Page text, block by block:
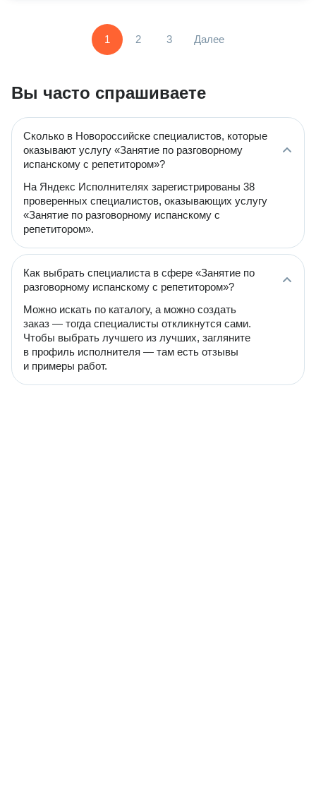
1 2 3 Далее
Вы часто спрашиваете
Сколько в Новороссийске специалистов, которые
оказывают услугу «Занятие по разговорному
испанскому с репетитором»?
На Яндекс Исполнителях зарегистрированы 38
проверенных специалистов, оказывающих услугу
«Занятие по разговорному испанскому с
репетитором».
Как выбрать специалиста в сфере «Занятие по
разговорному испанскому с репетитором»?
Можно искать по каталогу, а можно создать
заказ — тогда специалисты откликнутся сами.
Чтобы выбрать лучшего из лучших, загляните
в профиль исполнителя — там есть отзывы
и примеры работ.